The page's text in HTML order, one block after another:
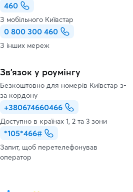
460
З мобільного Київстар
0 800 300 460
З інших мереж
Зв’язок у роумінгу
Безкоштовно для номерів Київстар з-
за кордону
+380674660466
Доступно в країнах 1, 2 та 3 зони
*105*466#
Запит, щоб перетелефонував
оператор